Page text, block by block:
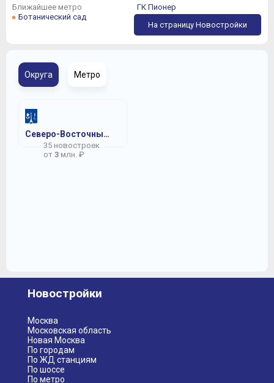
Ближайшее метро
Ботанический сад
ГК Пионер
На страницу Новостройки
Округа Метро
Северо-Восточный АО
35 новостроек
от 3 млн. ₽
Новостройки
Москва
Московская область
Новая Москва
По городам
По ЖД станциям
По шоссе
По метро